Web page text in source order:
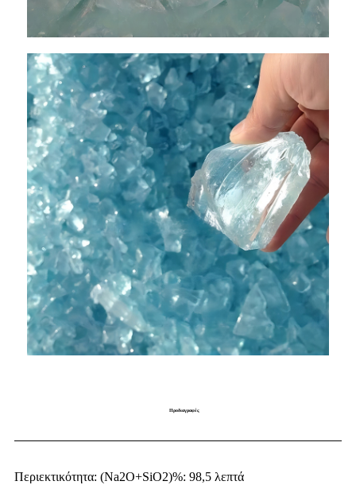
Προδιαγραφές
Περιεκτικότητα: (Na2O+SiO2)%: 98,5 λεπτά